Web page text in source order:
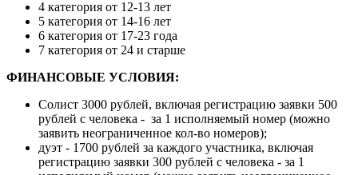
4 категория от 12-13 лет
5 категория от 14-16 лет
6 категория от 17-23 года
7 категория от 24 и старше
ФИНАНСОВЫЕ УСЛОВИЯ:
Солист 3000 рублей, включая регистрацию заявки 500
рублей с человека - за 1 исполняемый номер (можно
заявить неограниченное кол-во номеров);
дуэт - 1700 рублей за каждого участника, включая
регистрацию заявки 300 рублей с человека - за 1